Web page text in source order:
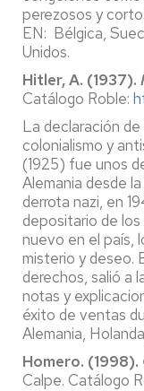
perezosos y
EN: Bélgica,
Unidos.
Hitler, A. (1937).
Catálogo Roble:
La declaración
colonialismo y
(1925) fue unos
Alemania desde
derrota nazi, en
depositario de
nuevo en el país,
misterio y deseo.
derechos, salió a
notas y
éxito de ventas
Alemania,
Homero. (1998).
Calpe. Catálogo